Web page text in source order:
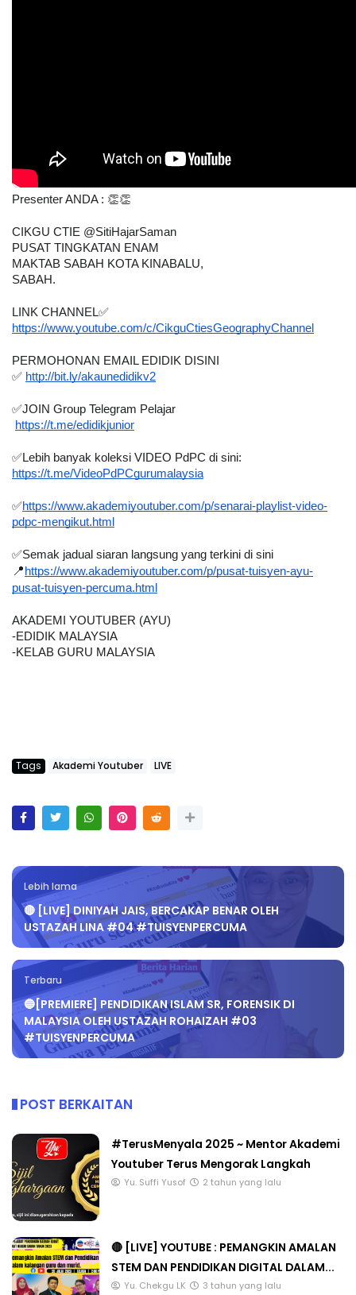
Presenter ANDA : 👏👏
CIKGU CTIE @SitiHajarSaman
PUSAT TINGKATAN ENAM
MAKTAB SABAH KOTA KINABALU,
SABAH.
LINK CHANNEL✅
https://www.youtube.com/c/CikguCtiesGeographyChannel
PERMOHONAN EMAIL EDIDIK DISINI
✅ http://bit.ly/akaunedidikv2
✅JOIN Group Telegram Pelajar
https://t.me/edidikjunior
✅Lebih banyak koleksi VIDEO PdPC di sini:
https://t.me/VideoPdPCgurumalaysia
✅https://www.akademiyoutuber.com/p/senarai-playlist-video-
pdpc-mengikut.html
✅Semak jadual siaran langsung yang terkini di sini
📍 https://www.akademiyoutuber.com/p/pusat-tuisyen-ayu-
pusat-tuisyen-percuma.html
AKADEMI YOUTUBER (AYU)
-EDIDIK MALAYSIA
-KELAB GURU MALAYSIA
Tags Akademi Youtuber LIVE
Lebih lama
🔴 [LIVE] DINIYAH JAIS, BERCAKAP BENAR OLEH
USTAZAH LINA #04 #TUISYENPERCUMA
Terbaru
🔵[PREMIERE] PENDIDIKAN ISLAM SR, FORENSIK DI
MALAYSIA OLEH USTAZAH ROHAIZAH #03
#TUISYENPERCUMA
POST BERKAITAN
#TerusMenyala 2025 ~ Mentor Akademi
Youtuber Terus Mengorak Langkah
Yu. Suffi Yusof 2 tahun yang lalu
🔴 [LIVE] YOUTUBE : PEMANGKIN AMALAN
STEM DAN PENDIDIKAN DIGITAL DALAM...
Yu. Chekgu LK 3 tahun yang lalu